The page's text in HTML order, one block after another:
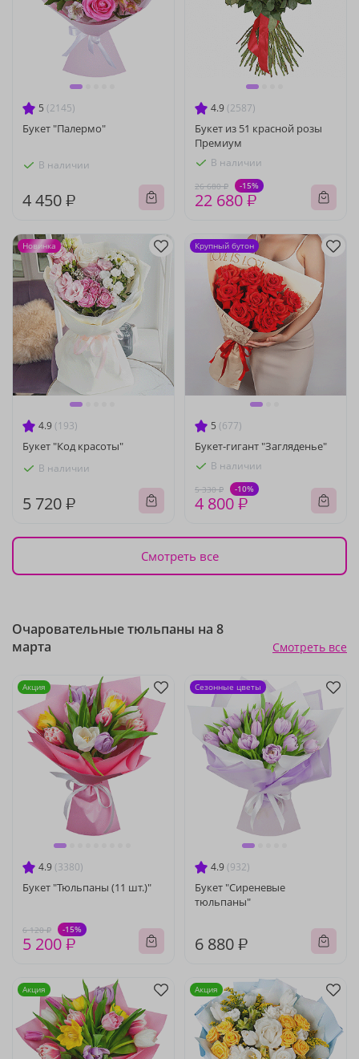
5 (2145)
Букет "Палермо"
В наличии
4 450 ₽
4.9 (2587)
Букет из 51 красной розы
Премиум
В наличии
26 680 ₽ -15%
22 680 ₽
4.9 (193)
Букет "Код красоты"
В наличии
5 720 ₽
Новинка
5 (677)
Букет-гигант "Загляденье"
В наличии
5 330 ₽ -10%
4 800 ₽
Крупный бутон
Смотреть все
Очаровательные тюльпаны на 8
марта
Смотреть все
4.9 (3380)
Букет "Тюльпаны (11 шт.)"
6 120 ₽ -15%
5 200 ₽
Акция
4.9 (932)
Букет "Сиреневые
тюльпаны"
6 880 ₽
Сезонные цветы
Акция Акция